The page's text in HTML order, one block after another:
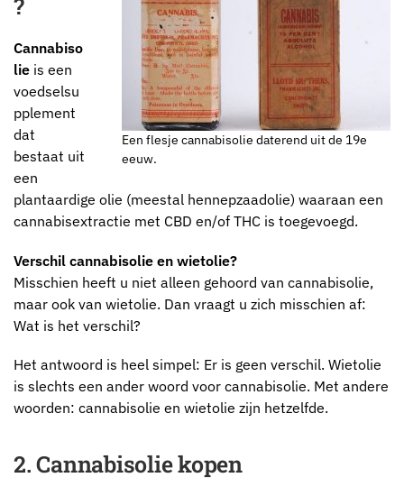
Een flesje cannabisolie daterend uit de 19e
eeuw.
?
Cannabiso
lie is een
voedselsu
pplement
dat
bestaat uit
een
plantaardige olie (meestal hennepzaadolie) waaraan een
cannabisextractie met CBD en/of THC is toegevoegd.
Verschil cannabisolie en wietolie?
Misschien heeft u niet alleen gehoord van cannabisolie,
maar ook van wietolie. Dan vraagt u zich misschien af:
Wat is het verschil?
Het antwoord is heel simpel: Er is geen verschil. Wietolie
is slechts een ander woord voor cannabisolie. Met andere
woorden: cannabisolie en wietolie zijn hetzelfde.
2. Cannabisolie kopen